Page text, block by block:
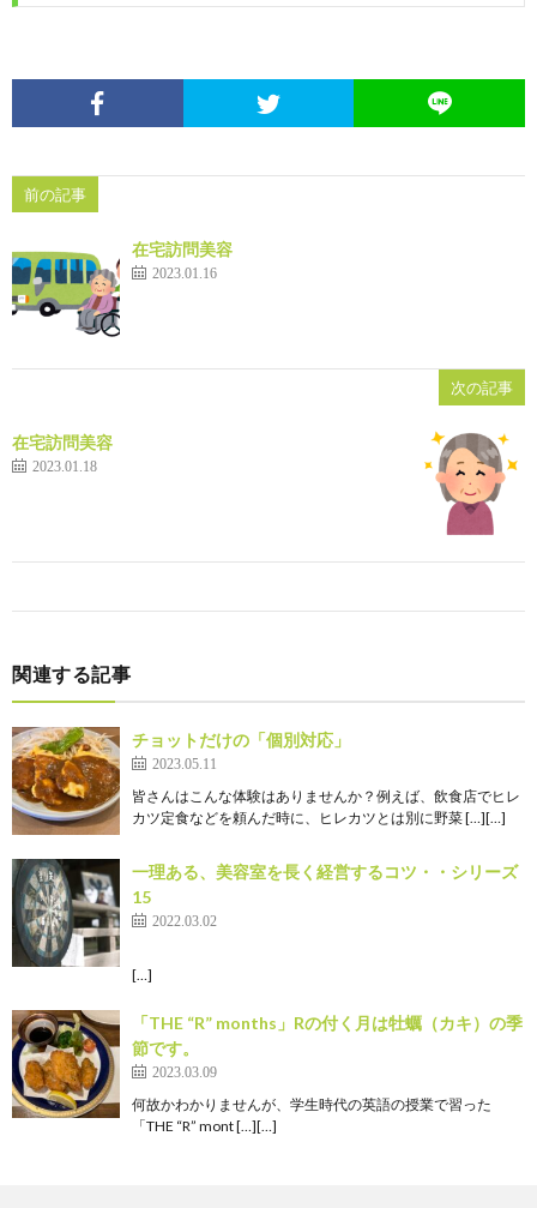
前の記事
在宅訪問美容
2023.01.16
次の記事
在宅訪問美容
2023.01.18
関連する記事
チョットだけの「個別対応」
2023.05.11
皆さんはこんな体験はありませんか？例えば、飲食店でヒレ
カツ定食などを頼んだ時に、ヒレカツとは別に野菜 […][…]
一理ある、美容室を長く経営するコツ・・シリーズ
15
2022.03.02
[…]
「THE “R” months」Rの付く月は牡蠣（カキ）の季
節です。
2023.03.09
何故かわかりませんが、学生時代の英語の授業で習った
「THE “R” mont […][…]